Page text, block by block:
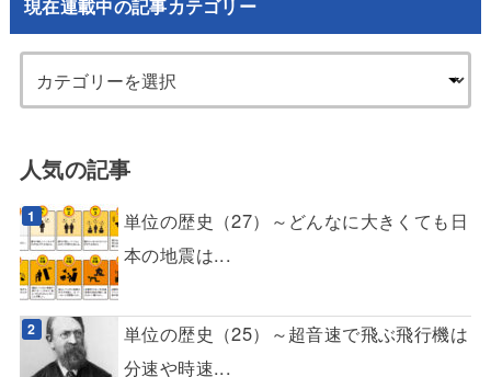
現在連載中の記事カテゴリー
人気の記事
単位の歴史（27）～どんなに大きくても日
本の地震は...
単位の歴史（25）～超音速で飛ぶ飛行機は
分速や時速...